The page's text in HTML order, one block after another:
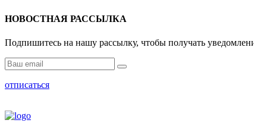
НОВОСТНАЯ РАССЫЛКА
Подпишитесь на нашу рассылку, чтобы получать
отписаться